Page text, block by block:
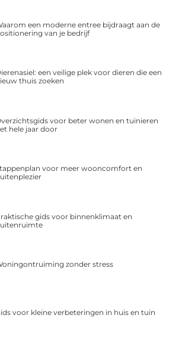
een moderne entree bijdraagt aan de
van je bedrijf
een veilige plek voor dieren die een
thuis zoeken
voor beter wonen en tuinieren
hele jaar door
voor meer wooncomfort en
gids voor binnenklimaat en
zonder stress
voor kleine verbeteringen in huis en tuin